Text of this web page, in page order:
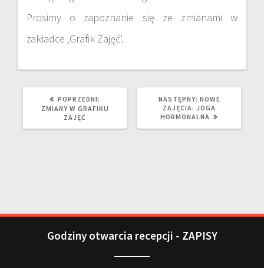
Prosimy o zapoznanie się ze zmianami w
zakładce ‚Grafik Zajęć’.
POPRZEDNI:
ZMIANY W GRAFIKU
ZAJĘĆ
NASTĘPNY: NOWE
ZAJĘCIA: JOGA
HORMONALNA
Godziny otwarcia recepcji - ZAPISY